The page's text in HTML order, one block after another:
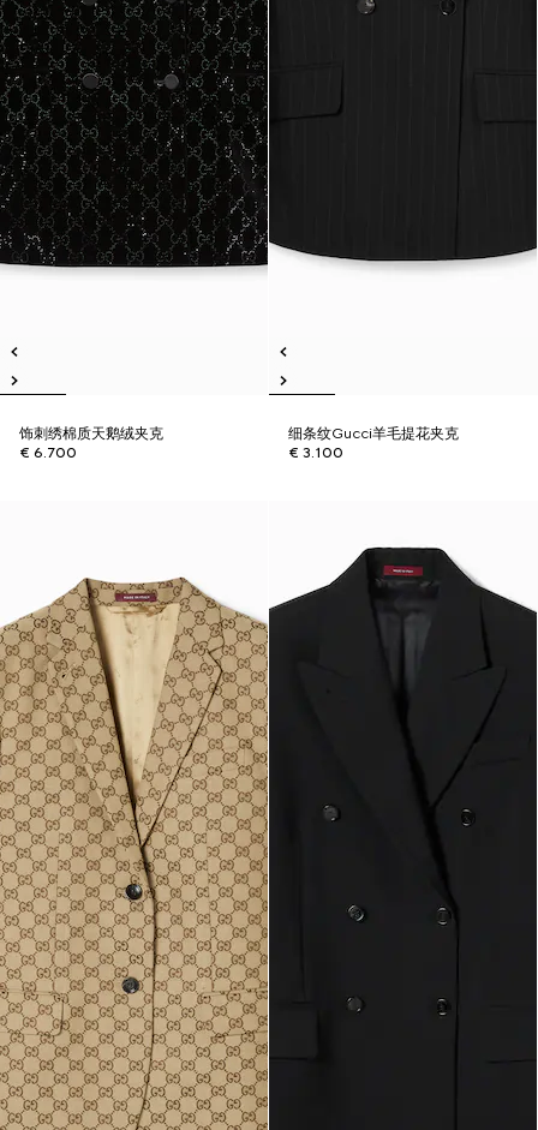
饰刺绣棉质天鹅绒夹克
€ 6.700
细条纹Gucci羊毛提花夹克
€ 3.100